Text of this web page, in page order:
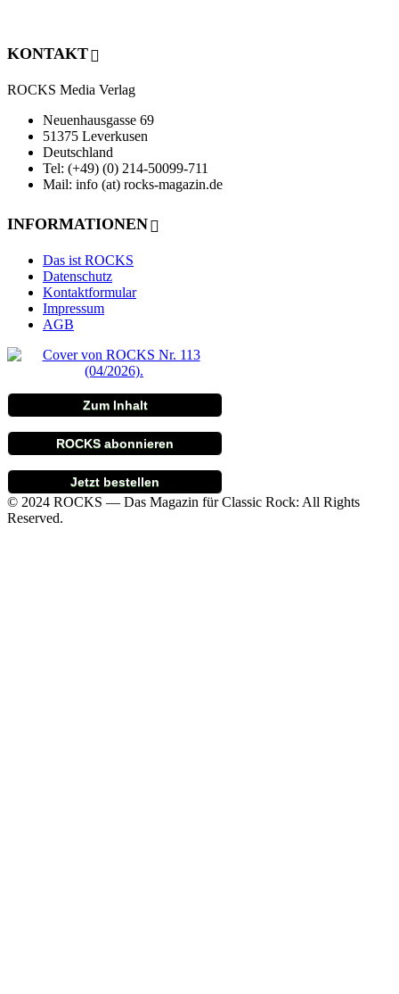
KONTAKT
ROCKS Media Verlag
Neuenhausgasse 69
51375 Leverkusen
Deutschland
Tel: (+49) (0) 214-50099-711
Mail: info (at) rocks-magazin.de
INFORMATIONEN
Das ist ROCKS
Datenschutz
Kontaktformular
Impressum
AGB
Zum Inhalt
ROCKS abonnieren
Jetzt bestellen
© 2024 ROCKS — Das Magazin für Classic Rock: All Rights
Reserved.